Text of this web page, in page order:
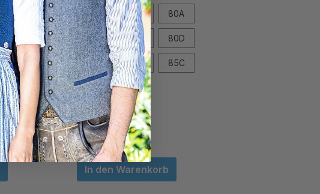
75C 75D 80A
80B 80C 80D
85A 85B 85C
85D
In den Warenkorb